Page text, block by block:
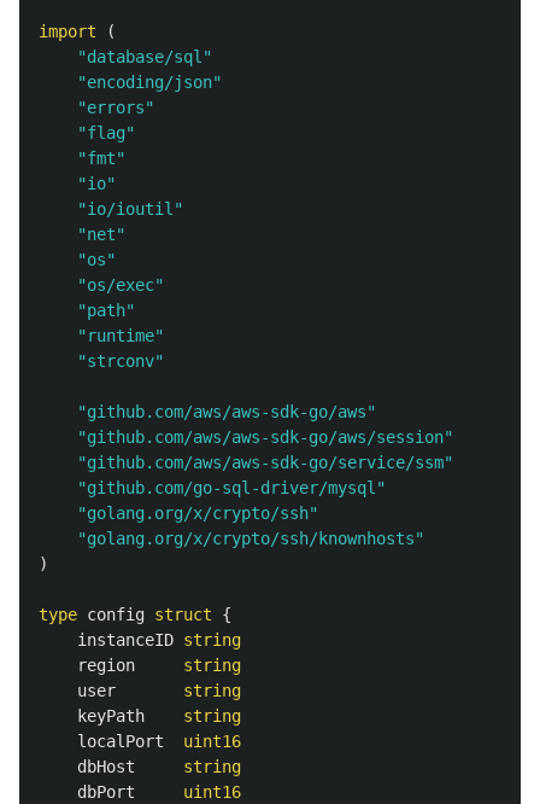
import
(
"database/sql"
"encoding/json"
"errors"
"flag"
"fmt"
"io"
"io/ioutil"
"net"
"os"
"os/exec"
"path"
"runtime"
"strconv"
"github.com/aws/aws-sdk-go/aws"
"github.com/aws/aws-sdk-go/aws/session"
"github.com/aws/aws-sdk-go/service/ssm"
"github.com/go-sql-driver/mysql"
"golang.org/x/crypto/ssh"
"golang.org/x/crypto/ssh/knownhosts"
)
type config struct
{
instanceID string
region
string
user
string
keyPath
string
localPort
uint16
dbHost
string
dbPort
uint16